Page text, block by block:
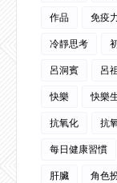
作品
免疫
冷靜思考
呂洞賓
呂祖
快樂
快樂
抗氧化
抗
每日健康習慣
肝臟
角色